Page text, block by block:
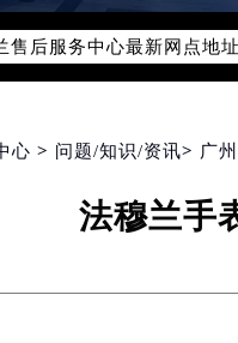
售后服务中心最新网点地
门外大街甲6号华熙国际
安街1号东方广场写字楼
路3号港汇中心写字楼2座
南路1号（新街口）南京
心 > 问题/知识/资讯> 广州
法穆兰手